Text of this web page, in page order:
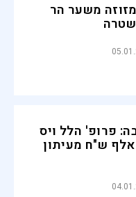
משער הר
פרופ' הלל ויס
תובע 210 אלף ש"ח מעיתון